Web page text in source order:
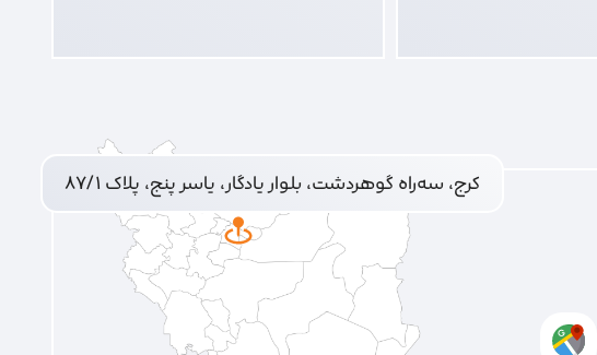
کرج، سه‌راه گوهردشت، بلوار یادگار، یاسر پنج، پلاک ۸۷/۱